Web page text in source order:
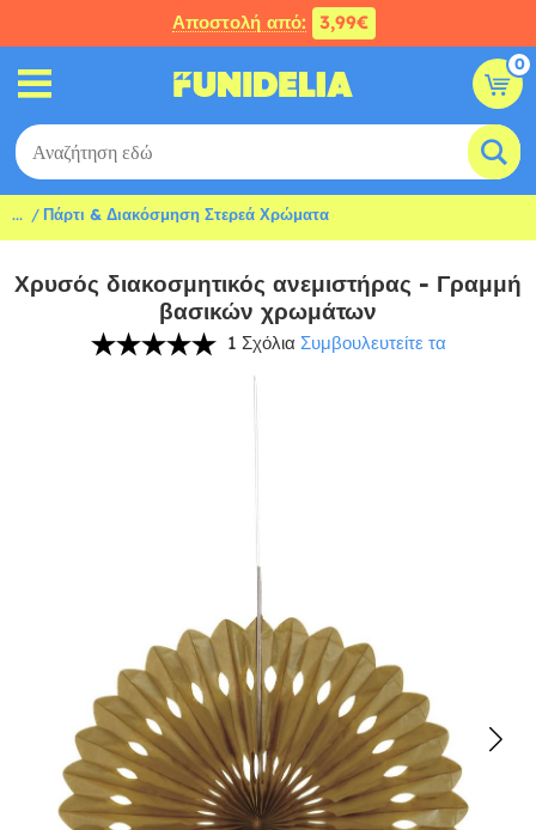
Αποστολή από: 3,99€
0
... Πάρτι & Διακόσμηση Στερεά Χρώματα
Χρυσός διακοσμητικός ανεμιστήρας - Γραμμή
βασικών χρωμάτων
1 Σχόλια Συμβουλευτείτε τα